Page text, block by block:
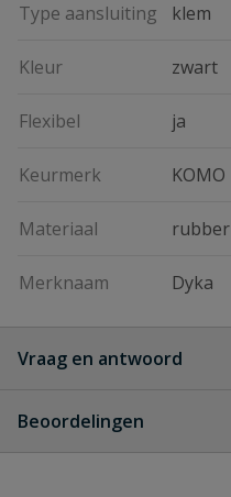
Type aansluiting klem
Kleur zwart
Flexibel ja
Keurmerk KOMO
Materiaal rubber
Merknaam Dyka
Vraag en antwoord
Beoordelingen